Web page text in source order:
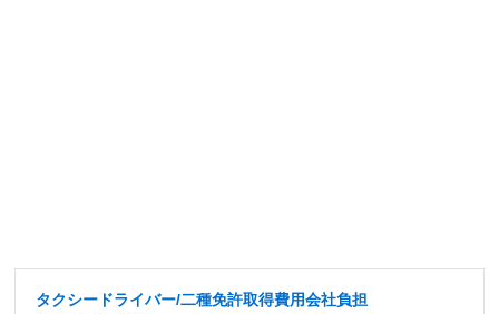
タクシードライバー/二種免許取得費用会社負担